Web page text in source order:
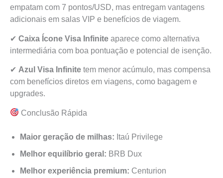
empatam com 7 pontos/USD, mas entregam vantagens
adicionais em salas VIP e benefícios de viagem.
✔ Caixa Ícone Visa Infinite aparece como alternativa
intermediária com boa pontuação e potencial de isenção.
✔ Azul Visa Infinite tem menor acúmulo, mas compensa
com benefícios diretos em viagens, como bagagem e
upgrades.
Conclusão Rápida
Maior geração de milhas: Itaú Privilege
Melhor equilíbrio geral: BRB Dux
Melhor experiência premium: Centurion